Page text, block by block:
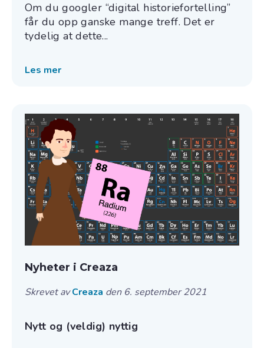
Om du googler “digital historiefortelling”
får du opp ganske mange treff. Det er
tydelig at dette...
Les mer
Nyheter i Creaza
Skrevet avCreaza den 6. september 2021
Nytt og (veldig) nyttig